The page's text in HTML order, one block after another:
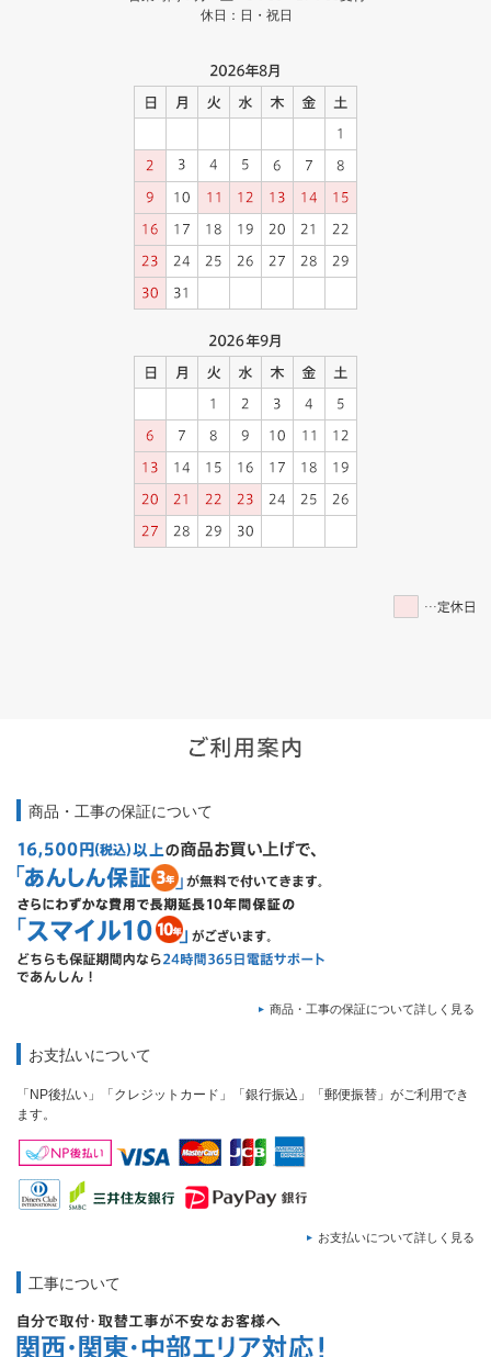
休日：日・祝日
商品・工事の保証について
商品・工事の保証について詳しく見る
お支払いについて
「NP後払い」「クレジットカード」「銀行振込」「郵便振替」がご利用でき
ます。
お支払いについて詳しく見る
工事について